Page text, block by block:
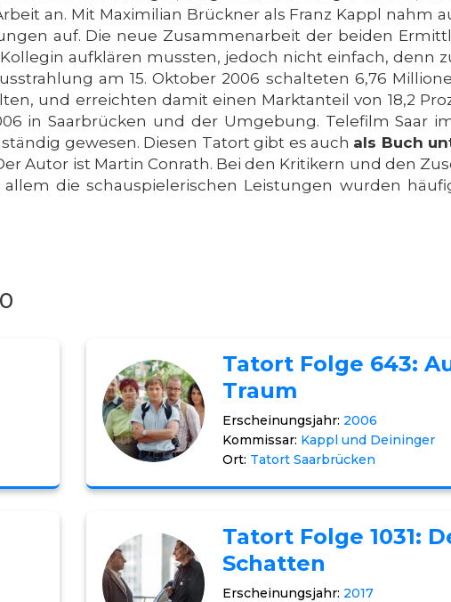
an. Mit Maximilian Brückner als Franz Kappl nahm
auf. Die neue Zusammenarbeit der beiden
aufklären mussten, jedoch nicht einfach, denn
am 15. Oktober 2006 schalteten 6,76
und erreichten damit einen Marktanteil von 18,2
in Saarbrücken und der Umgebung. Telefilm Saar
gewesen. Diesen Tatort gibt es auch als Buch
Autor ist Martin Conrath. Bei den Kritikern und den
die schauspielerischen Leistungen wurden
Tatort Folge 643:
Traum
Erscheinungsjahr: 2006
Kommissar: Kappl und Deininger
Ort: Tatort Saarbrücken
Tatort Folge 1031:
Schatten
Erscheinungsjahr: 2017